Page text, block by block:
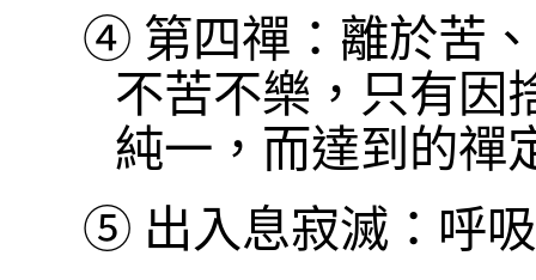
④ 第四禪：離於苦
不苦不樂，只有因
純一，而達到的禪
⑤ 出入息寂滅：呼